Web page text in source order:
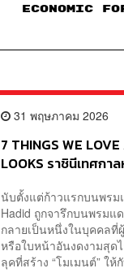
ECONOMIC
31 พฤษภาคม 2026
7 THINGS WE
LOOKS ราชินีเทศกา
นับตั้งแต่ก้าวแรกบนพรม
Hadid ถูกจารึกบนพรมแ
กลายเป็นหนึ่งในบุคคลที่
หรือใบหน้าอันงดงามสุด
ลุคที่สร้าง “โมเมนต์” ใ